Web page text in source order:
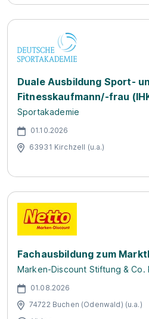
Duale Ausbildung Sport-
Fitnesskaufmann/-frau
Sportakademie
01.10.2026
63931 Kirchzell (u.a.)
Fachausbildung zum
Marken-Discount Stiftung & Co.
01.08.2026
74722 Buchen (Odenwald) (u.a.)